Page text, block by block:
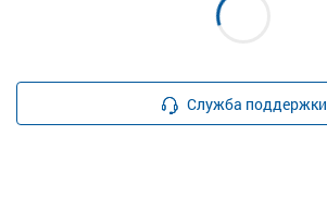
Служба поддержки